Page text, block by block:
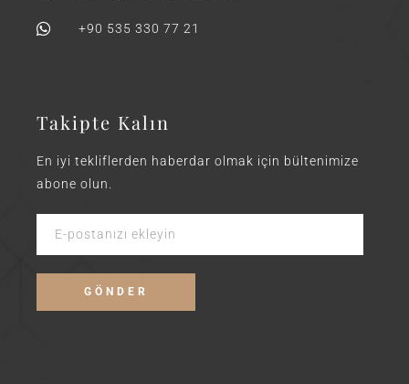
+90 535 330 77 21
Takipte Kalın
En iyi tekliflerden haberdar olmak için bültenimize
abone olun.